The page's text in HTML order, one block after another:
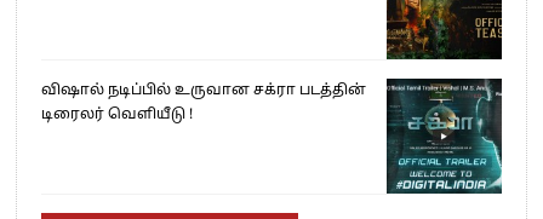
விஷால் நடிப்பில் உருவான சக்ரா படத்தின்
டிரைலர் வெளியீடு !